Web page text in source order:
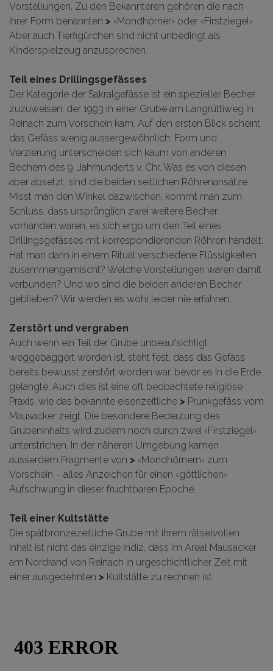
Vorstellungen. Zu den Bekannteren gehören die nach
ihrer Form benannten > ‹Mondhörner› oder ‹Firstziegel›.
Aber auch Tierfigürchen sind nicht unbedingt als
Kinderspielzeug anzusprechen.
Teil eines Drillingsgefässes
Der Kategorie der Sakralgefässe ist ein spezieller Becher
zuzuweisen, der 1993 in einer Grube am Langrüttiweg in
Reinach zum Vorschein kam. Auf den ersten Blick scheint
das Gefäss wenig aussergewöhnlich: Form und
Verzierung unterscheiden sich kaum von anderen
Bechern des 9. Jahrhunderts v. Chr. Was es von diesen
aber absetzt, sind die beiden seitlichen Röhrenansätze.
Misst man den Winkel dazwischen, kommt man zum
Schluss, dass ursprünglich zwei weitere Becher
vorhanden waren, es sich ergo um den Teil eines
Drillingsgefässes mit korrespondierenden Röhren handelt.
Hat man darin in einem Ritual verschiedene Flüssigkeiten
zusammengemischt? Welche Vorstellungen waren damit
verbunden? Und wo sind die beiden anderen Becher
geblieben? Wir werden es wohl leider nie erfahren.
Zerstört und vergraben
Auch wenn ein Teil der Grube unbeaufsichtigt
weggebaggert worden ist, steht fest, dass das Gefäss
bereits bewusst zerstört worden war, bevor es in die Erde
gelangte. Auch dies ist eine oft beobachtete religiöse
Praxis, wie das bekannte eisenzeitliche > Prunkgefäss vom
Mausacker zeigt. Die besondere Bedeutung des
Grubeninhalts wird zudem noch durch zwei ‹Firstziegel›
unterstrichen. In der näheren Umgebung kamen
ausserdem Fragmente von > ‹Mondhörnern› zum
Vorschein – alles Anzeichen für einen ‹göttlichen›
Aufschwung in dieser fruchtbaren Epoche.
Teil einer Kultstätte
Die spätbronzezeitliche Grube mit ihrem rätselvollen
Inhalt ist nicht das einzige Indiz, dass im Areal Mausacker
am Nordrand von Reinach in urgeschichtlicher Zeit mit
einer ausgedehnten > Kultstätte zu rechnen ist.